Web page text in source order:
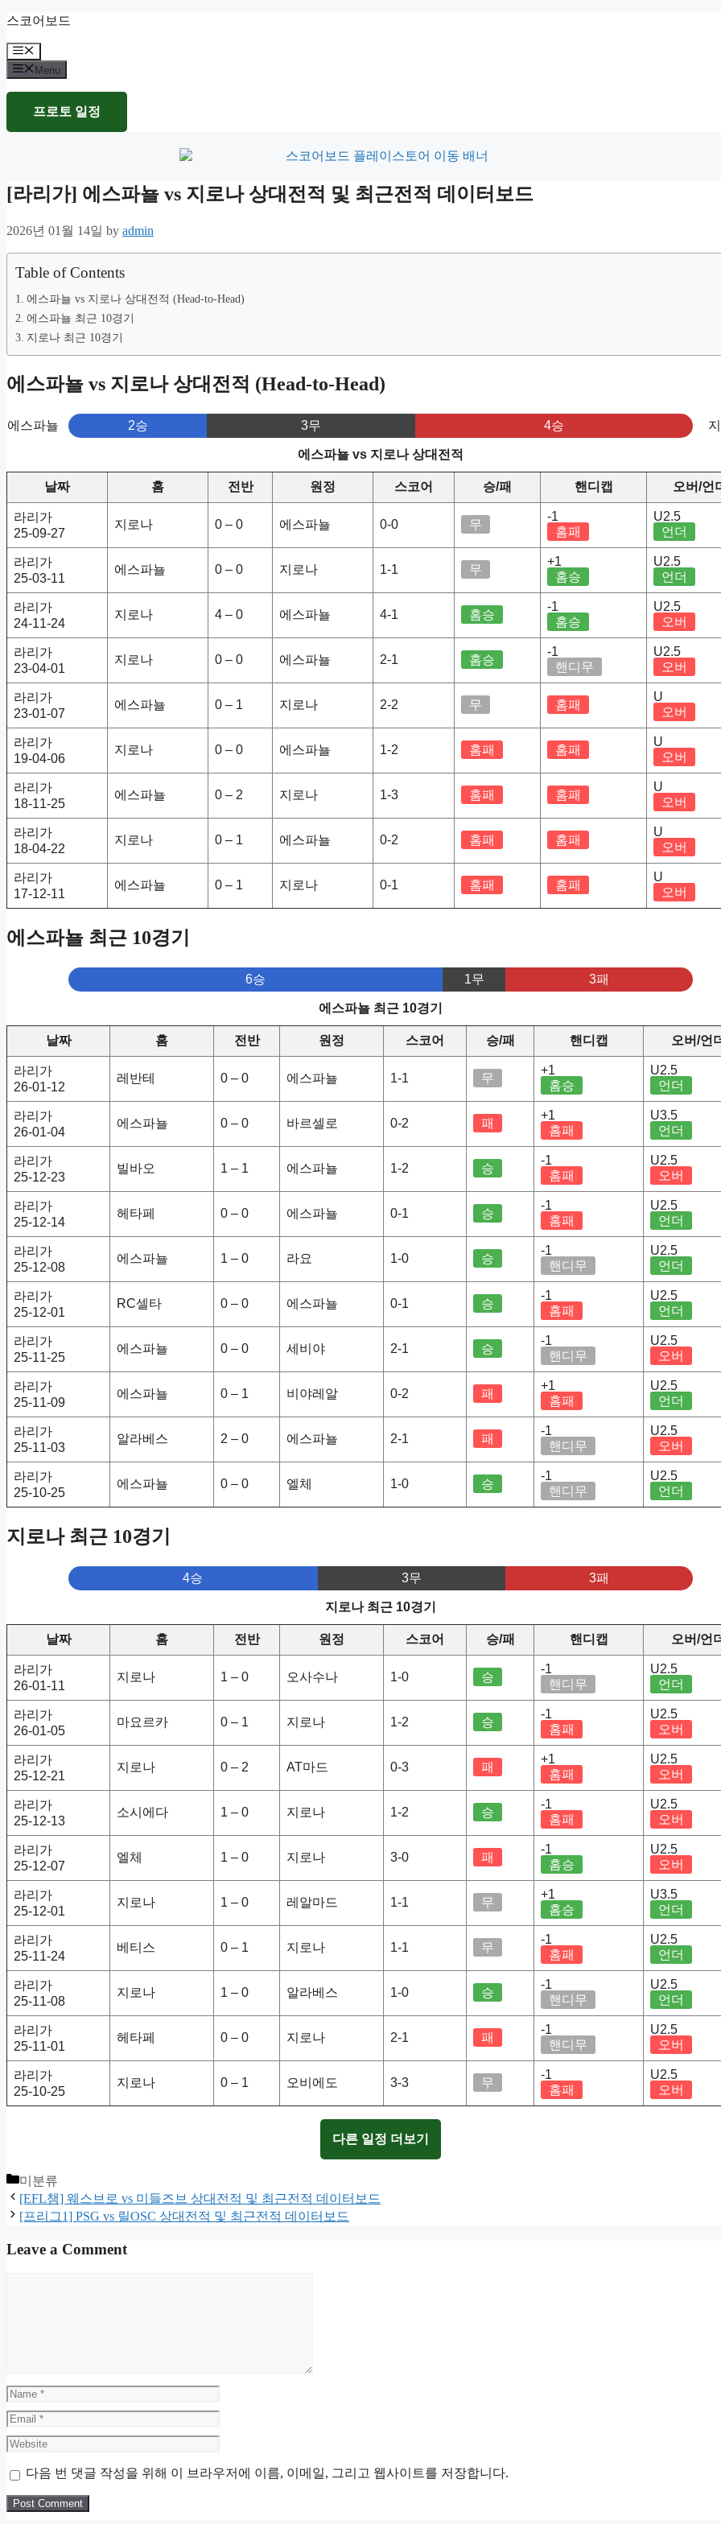
Skip
content
스코어보드
Menu
Menu
프로토 일정
[라리가] 에스파뇰 vs 지로나 상대전적 및 최근전적 데이터보드
2026년 01월 14일 by admin
Table of Contents
에스파뇰 vs 지로나 상대전적 (Head-to-Head)
에스파뇰 최근 10경기
지로나 최근 10경기
에스파뇰 vs 지로나 상대전적 (Head-to-Head)
에스파뇰 2승 3무 4승
에스파뇰 vs 지로나 상대전적
날짜 홈 전반 원정 스코어 승/패 핸디캡 오버/언
라리가
25-09-27
지로나 0 – 0 에스파뇰 0-0 무
-1
홈패
U2.5
언더
라리가
25-03-11
에스파뇰 0 – 0 지로나 1-1 무
+1
홈승
U2.5
언더
라리가
24-11-24
지로나 4 – 0 에스파뇰 4-1 홈승
-1
홈승
U2.5
오버
라리가
23-04-01
지로나 0 – 0 에스파뇰 2-1 홈승
-1
핸디무
U2.5
오버
라리가
23-01-07
에스파뇰 0 – 1 지로나 2-2 무 홈패
U
오버
라리가
19-04-06
지로나 0 – 0 에스파뇰 1-2 홈패 홈패
U
오버
라리가
18-11-25
에스파뇰 0 – 2 지로나 1-3 홈패 홈패
U
오버
라리가
18-04-22
지로나 0 – 1 에스파뇰 0-2 홈패 홈패
U
오버
라리가
17-12-11
에스파뇰 0 – 1 지로나 0-1 홈패 홈패
U
오버
에스파뇰 최근 10경기
6승 1무 3패
에스파뇰 최근 10경기
날짜 홈 전반 원정 스코어 승/패 핸디캡 오버/언
라리가
26-01-12
레반테 0 – 0 에스파뇰 1-1 무
+1
홈승
U2.5
언더
라리가
26-01-04
에스파뇰 0 – 0 바르셀로 0-2 패
+1
홈패
U3.5
언더
라리가
25-12-23
빌바오 1 – 1 에스파뇰 1-2 승
-1
홈패
U2.5
오버
라리가
25-12-14
헤타페 0 – 0 에스파뇰 0-1 승
-1
홈패
U2.5
언더
라리가
25-12-08
에스파뇰 1 – 0 라요 1-0 승
-1
핸디무
U2.5
언더
라리가
25-12-01
RC셀타 0 – 0 에스파뇰 0-1 승
-1
홈패
U2.5
언더
라리가
25-11-25
에스파뇰 0 – 0 세비야 2-1 승
-1
핸디무
U2.5
오버
라리가
25-11-09
에스파뇰 0 – 1 비야레알 0-2 패
+1
홈패
U2.5
언더
라리가
25-11-03
알라베스 2 – 0 에스파뇰 2-1 패
-1
핸디무
U2.5
오버
라리가
25-10-25
에스파뇰 0 – 0 엘체 1-0 승
-1
핸디무
U2.5
언더
지로나 최근 10경기
4승 3무 3패
지로나 최근 10경기
날짜 홈 전반 원정 스코어 승/패 핸디캡 오버/언
라리가
26-01-11
지로나 1 – 0 오사수나 1-0 승
-1
핸디무
U2.5
언더
라리가
26-01-05
마요르카 0 – 1 지로나 1-2 승
-1
홈패
U2.5
오버
라리가
25-12-21
지로나 0 – 2 AT마드 0-3 패
+1
홈패
U2.5
오버
라리가
25-12-13
소시에다 1 – 0 지로나 1-2 승
-1
홈패
U2.5
오버
라리가
25-12-07
엘체 1 – 0 지로나 3-0 패
-1
홈승
U2.5
오버
라리가
25-12-01
지로나 1 – 0 레알마드 1-1 무
+1
홈승
U3.5
언더
라리가
25-11-24
베티스 0 – 1 지로나 1-1 무
-1
홈패
U2.5
언더
라리가
25-11-08
지로나 1 – 0 알라베스 1-0 승
-1
핸디무
U2.5
언더
라리가
25-11-01
헤타페 0 – 0 지로나 2-1 패
-1
핸디무
U2.5
오버
라리가
25-10-25
지로나 0 – 1 오비에도 3-3 무
-1
홈패
U2.5
오버
다른 일정 더보기
Categories
미분류
[EFL챔] 웨스브로 vs 미들즈브 상대전적 및 최근전적 데이터보드
[프리그1] PSG vs 릴OSC 상대전적 및 최근전적 데이터보드
Leave a Comment
Name
Email
Website
다음 번 댓글 작성을 위해 이 브라우저에 이름, 이메일, 그리고 웹사이트를 저장합니다.